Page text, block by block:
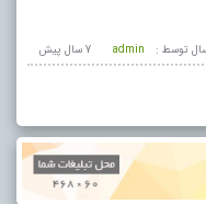
7 سال پيش توسط : admin